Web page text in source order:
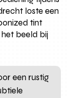
loste een
tint
beeld bij
een rustig